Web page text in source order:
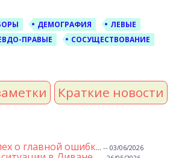
ДЕМОГРАФИЯ
ЛЕВЫЕ
ПРАВЫЕ
СОСУЩЕСТВОВАНИЕ
Краткие новости
о главной ошибк... -- 03/06/2026